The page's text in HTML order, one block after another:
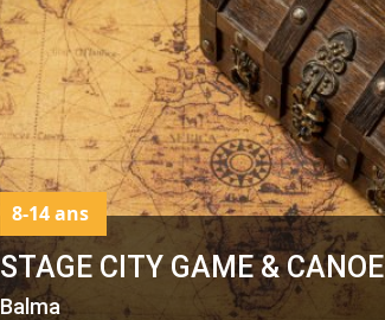
STAGE CITY GAME & CANOE
Balma
8-14 ans